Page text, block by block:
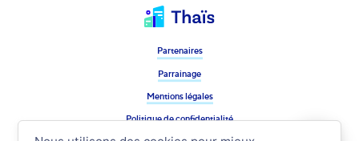
Partenaires
Parrainage
Mentions légales
Politique de confidentialité